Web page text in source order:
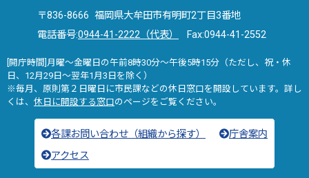
〒836-8666 福岡県大牟田市有明町2丁目3番地
電話番号:0944-41-2222（代表） Fax:0944-41-2552
[開庁時間]月曜～金曜日の午前8時30分～午後5時15分（ただし、祝・休
日、12月29日～翌年1月3日を除く）
※毎月、原則第２日曜日に市民課などの休日窓口を開設しています。詳し
くは、 休日に開設する窓口のページをご覧ください。
各課お問い合わせ（組織から探す）
庁舎案内
アクセス